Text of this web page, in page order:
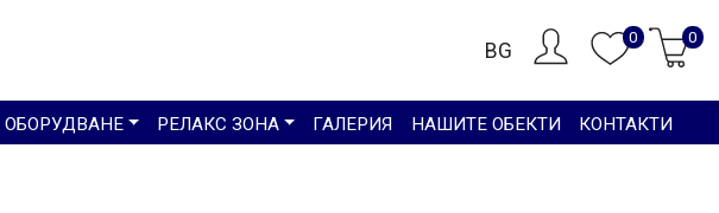
BG
0 0
ОБОРУДВАНЕ РЕЛАКС ЗОНА ГАЛЕРИЯ НАШИТЕ ОБЕКТИ КОНТАКТИ